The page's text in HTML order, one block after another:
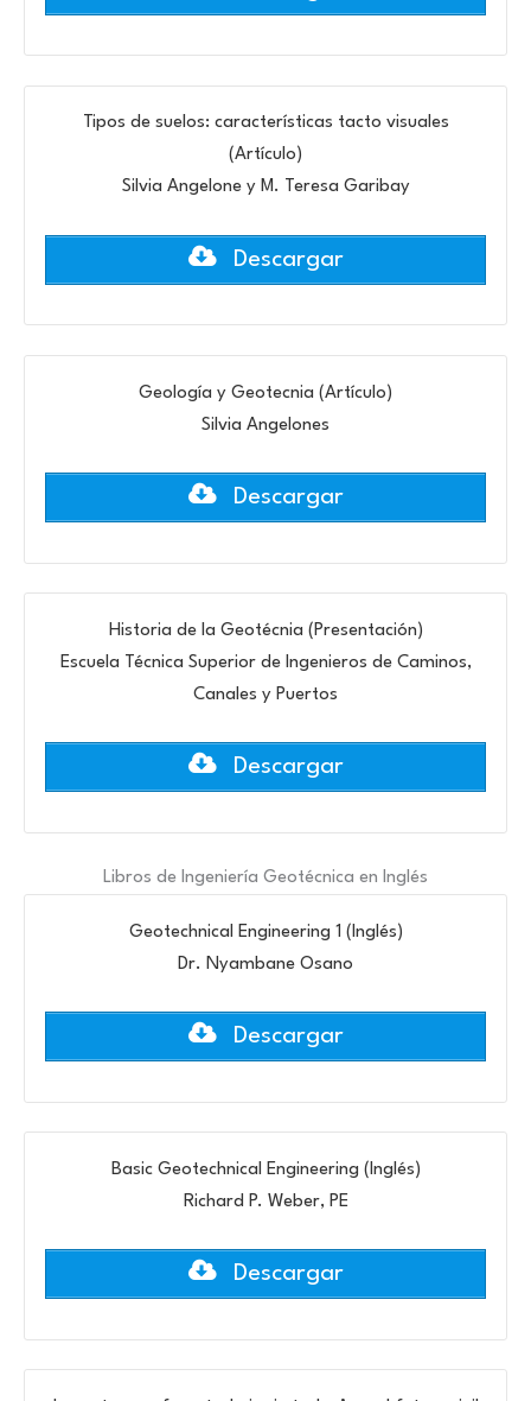
Tipos de suelos: características tacto visuales
(Artículo)
Silvia Angelone y M. Teresa Garibay
Descargar
Geología y Geotecnia (Artículo)
Silvia Angelones
Descargar
Historia de la Geotécnia (Presentación)
Escuela Técnica Superior de Ingenieros de Caminos,
Canales y Puertos
Descargar
Libros de Ingeniería Geotécnica en Inglés
Geotechnical Engineering 1 (Inglés)
Dr. Nyambane Osano
Descargar
Basic Geotechnical Engineering (Inglés)
Richard P. Weber, PE
Descargar